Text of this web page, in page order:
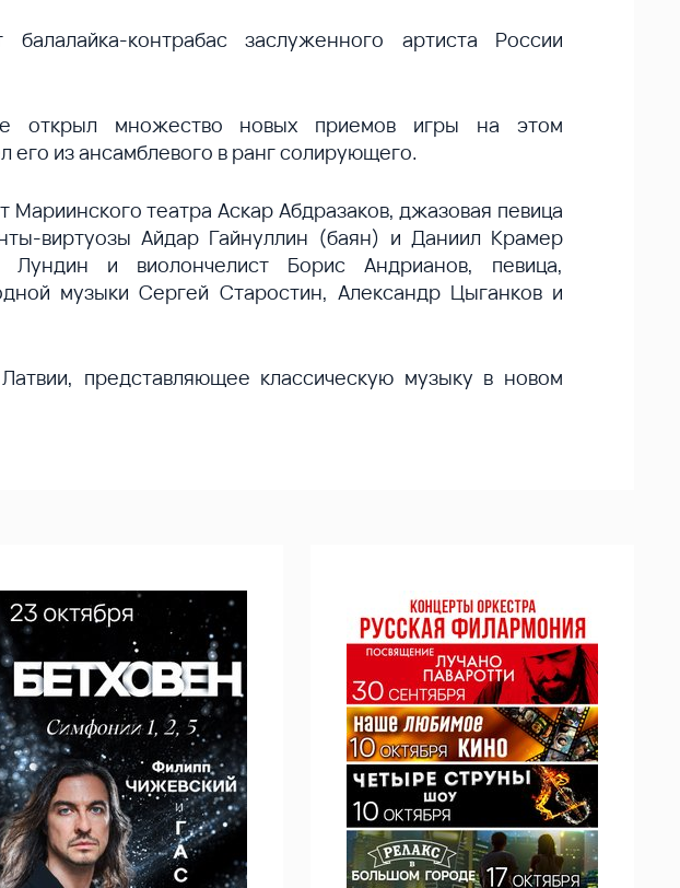
контрабас заслуженного артиста России
открыл множество новых приемов игры на этом
его из ансамблевого в ранг солирующего.
театра Аскар Абдразаков, джазовая певица
виртуозы Айдар Гайнуллин (баян) и Даниил Крамер
и виолончелист Борис Андрианов, певица,
музыки Сергей Старостин, Александр Цыганков и
представляющее классическую музыку в новом